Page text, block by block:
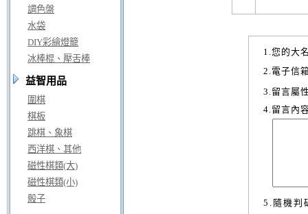
調色盤
水袋
DIY彩繪燈籠
冰棒棍、壓舌棒
益智用品
圍棋
棋板
跳棋、象棋
西洋棋、其他
磁性棋類(大)
磁性棋類(小)
骰子
1.您的大
2.電子信
3.留言屬
4.留言內
5.隨機判